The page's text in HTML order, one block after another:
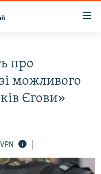
про
можливого
Єгови»